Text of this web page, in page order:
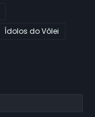
Ídolos do Vôlei